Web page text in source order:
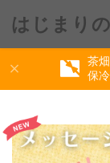
茶
保
はじまり